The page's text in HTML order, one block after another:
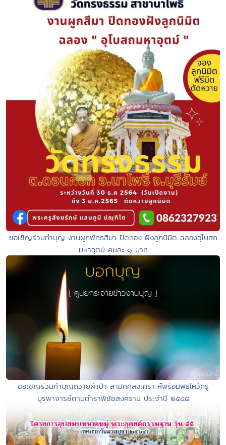
ขอเชิญร่วมทำบุญ งานผูกพัทธสีมา ปิดทอง ฝังลูกนิมิต ฉลองอุโบสถ
มหาอุตม์ คนละ ๑ บาท
ขอเชิญร่วมทำบุญถวายผ้าป่า สามัคคีสงเคราะห์พร้อมพิธีไหว้ครู
บูรพาจารย์ตามตำราพิชัยสงคราม ประจำปี ๒๕๕๕